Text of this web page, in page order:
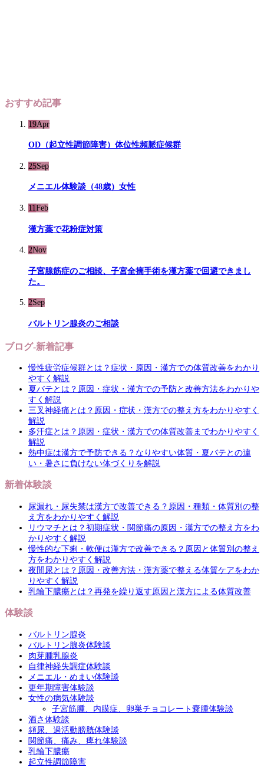
おすすめ記事
19Apr
OD（起立性調節障害）体位性頻脈症候群
25Sep
メニエル体験談（48歳）女性
11Feb
漢方薬で花粉症対策
2Nov
子宮腺筋症のご相談、子宮全摘手術を漢方薬で回避できまし
た。
2Sep
バルトリン腺炎のご相談
ブログ-新着記事
慢性疲労症候群とは？症状・原因・漢方での体質改善をわかり
やすく解説
夏バテとは？原因・症状・漢方での予防と改善方法をわかりや
すく解説
三叉神経痛とは？原因・症状・漢方での整え方をわかりやすく
解説
多汗症とは？原因・症状・漢方での体質改善までわかりやすく
解説
熱中症は漢方で予防できる？なりやすい体質・夏バテとの違
い・暑さに負けない体づくりを解説
新着体験談
尿漏れ・尿失禁は漢方で改善できる？原因・種類・体質別の整
え方をわかりやすく解説
リウマチとは？初期症状・関節痛の原因・漢方での整え方をわ
かりやすく解説
慢性的な下痢・軟便は漢方で改善できる？原因と体質別の整え
方をわかりやすく解説
夜間尿とは？原因・改善方法・漢方薬で整える体質ケアをわか
りやすく解説
乳輪下膿瘍とは？再発を繰り返す原因と漢方による体質改善
体験談
バルトリン腺炎
バルトリン腺炎体験談
肉芽腫乳腺炎
自律神経失調症体験談
メニエル・めまい体験談
更年期障害体験談
女性の病気体験談
子宮筋腫、内膜症、卵巣チョコレート嚢腫体験談
酒さ体験談
頻尿、過活動膀胱体験談
関節痛、痛み、痺れ体験談
乳輪下膿瘍
起立性調節障害